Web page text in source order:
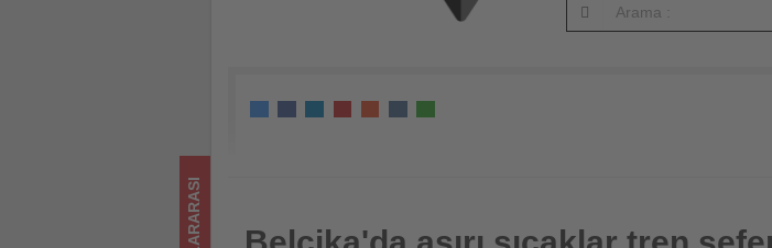
Belçika'da aşırı sıcaklar tren seferlerini de etkiliyor